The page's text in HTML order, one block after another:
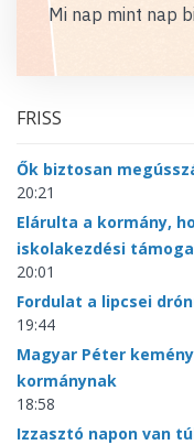
Mi nap mint nap
FRISS
Ők biztosan
20:21
Elárulta a kormány,
iskolakezdési
20:01
Fordulat a lipcsei
19:44
Magyar Péter
kormánynak
18:58
Izzasztó napon van